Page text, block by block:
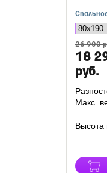
26 900
18
руб.
Макс.
Высота